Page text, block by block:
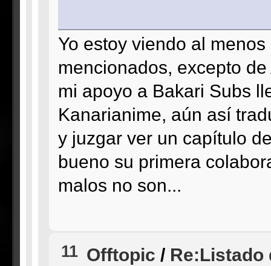
Yo estoy viendo al
mencionados, excepto
mi apoyo a Bakari Subs
Kanarianime, aún así
y juzgar ver un capítulo
bueno su primera
malos no son...
11 Offtopic / Re:Listado